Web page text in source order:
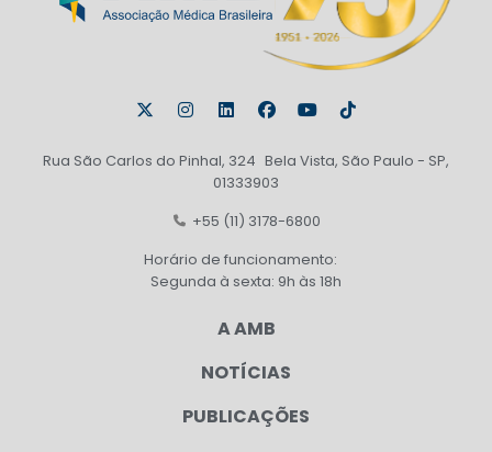
Rua São Carlos do Pinhal, 324 Bela Vista, São Paulo - SP,
01333903
+55 (11) 3178-6800
Horário de funcionamento:
Segunda à sexta: 9h às 18h
A AMB
NOTÍCIAS
PUBLICAÇÕES